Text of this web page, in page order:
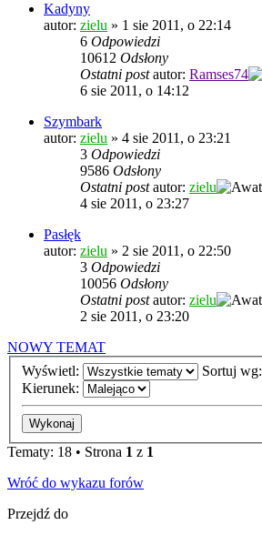
Kadyny
autor: zielu » 1 sie 2011, o 22:14
6 Odpowiedzi
10612 Odsłony
Ostatni postautor: Ramses74
6 sie 2011, o 14:12
Szymbark
autor: zielu » 4 sie 2011, o 23:21
3 Odpowiedzi
9586 Odsłony
Ostatni postautor: zielu
4 sie 2011, o 23:27
Pasłęk
autor: zielu » 2 sie 2011, o 22:50
3 Odpowiedzi
10056 Odsłony
Ostatni postautor: zielu
2 sie 2011, o 23:20
NOWY TEMAT
Wyświetl:
Sortuj wg:
Kierunek:
Tematy: 18 • Strona 1 z 1
Wróć do wykazu forów
Przejdź do